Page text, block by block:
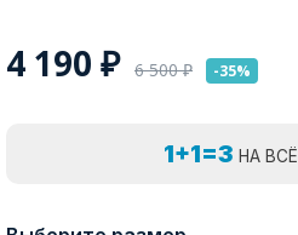
4 190 ₽ 6 500₽ -35%
1+1=3 НА ВСЁ